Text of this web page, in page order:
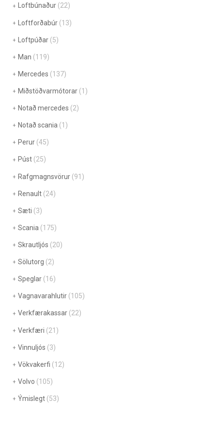
Loftbúnaður (22)
Loftforðabúr (13)
Loftpúðar (5)
Man (119)
Mercedes (137)
Miðstöðvarmótorar (1)
Notað mercedes (2)
Notað scania (1)
Perur (45)
Púst (25)
Rafgmagnsvörur (91)
Renault (24)
Sæti (3)
Scania (175)
Skrautljós (20)
Sölutorg (2)
Speglar (16)
Vagnavarahlutir (105)
Verkfærakassar (22)
Verkfæri (21)
Vinnuljós (3)
Vökvakerfi (12)
Volvo (105)
Ýmislegt (53)